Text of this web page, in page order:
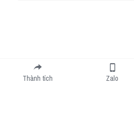
Submit
Thành tích Zalo